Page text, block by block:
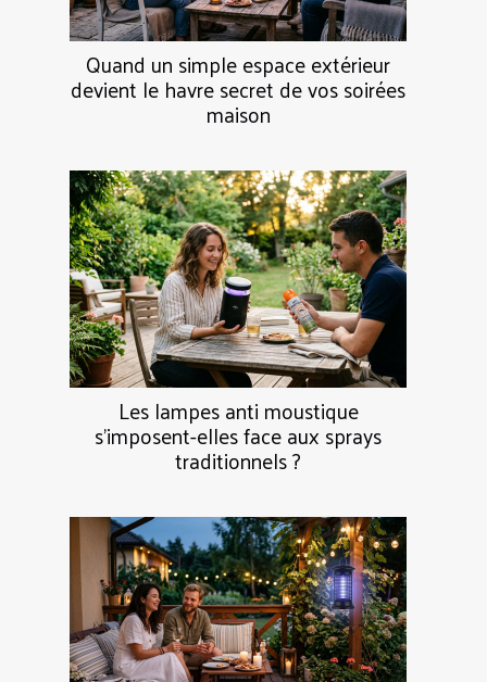
Quand un simple espace extérieur
devient le havre secret de vos soirées
maison
Les lampes anti moustique
s’imposent-elles face aux sprays
traditionnels ?